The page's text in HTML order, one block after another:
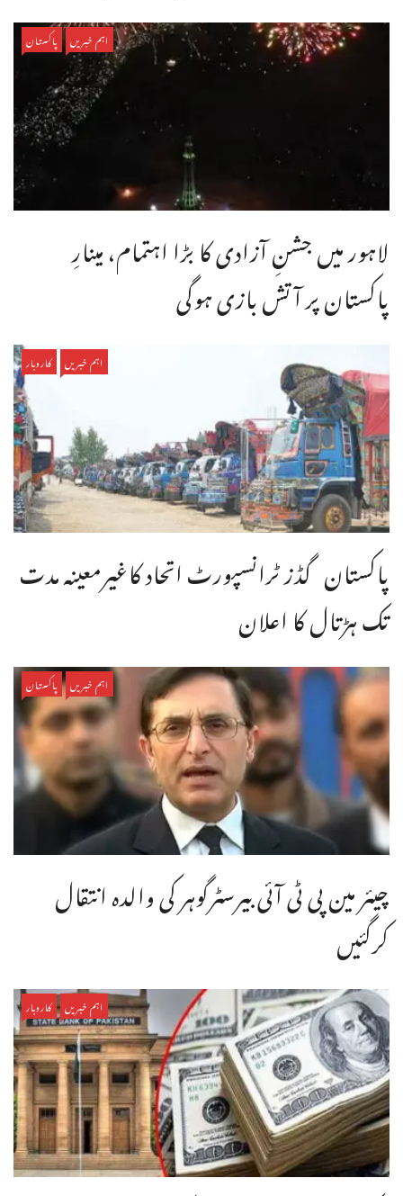
اہم خبریں پاکستان
لاہور میں جشنِ آزادی کا بڑا اہتمام، مینارِ
پاکستان پر آتش بازی ہوگی
اہم خبریں کاروبار
پاکستان گڈز ٹرانسپورٹ اتحاد کاغیرمعینہ مدت
تک ہڑتال کا اعلان
اہم خبریں پاکستان
چیئر مین پی ٹی آئی بیرسٹرگوہر کی والدہ انتقال
کرگئیں
اہم خبریں کاروبار